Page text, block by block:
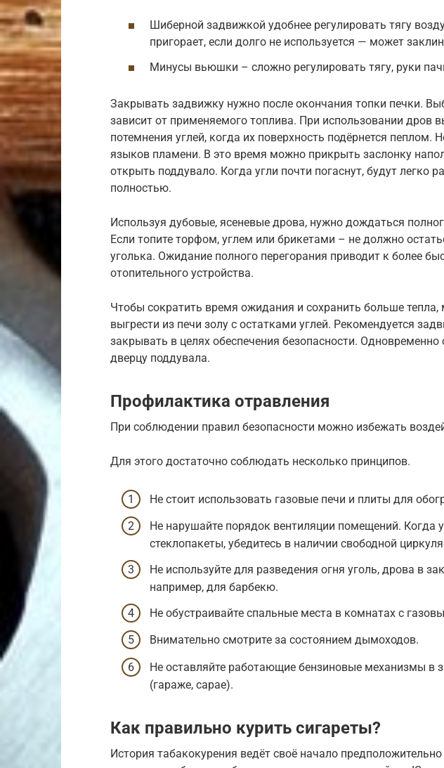
Шиберной задвижкой удобнее регулировать тягу
пригорает, если долго не используется — может
Минусы вьюшки – сложно регулировать тягу, руки
Закрывать задвижку нужно после окончания топки печки.
зависит от применяемого топлива. При использовании дров
потемнения углей, когда их поверхность подёрнется пеплом.
языков пламени. В это время можно прикрыть заслонку
открыть поддувало. Когда угли почти погаснут, будут легко
полностью.
Используя дубовые, ясеневые дрова, нужно дождаться
Если топите торфом, углем или брикетами – не должно
уголька. Ожидание полного перегорания приводит к более
отопительного устройства.
Чтобы сократить время ожидания и сохранить больше
выгрести из печи золу с остатками углей. Рекомендуется
закрывать в целях обеспечения безопасности.
дверцу поддувала.
Профилактика отравления
При соблюдении правил безопасности можно избежать
Для этого достаточно соблюдать несколько принципов.
Не стоит использовать газовые печи и плиты для
Не нарушайте порядок вентиляции помещений. Когда
стеклопакеты, убедитесь в наличии свободной
Не используйте для разведения огня уголь, дрова в
например, для барбекю.
Не обустраивайте спальные места в комнатах с
Внимательно смотрите за состоянием дымоходов.
Не оставляйте работающие бензиновые механизмы в
(гараже, сарае).
Как правильно курить сигареты?
История табакокурения ведёт своё начало